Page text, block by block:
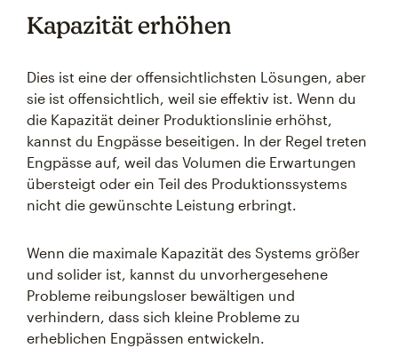
Kapazität erhöhen
Dies ist eine der offensichtlichsten Lösungen, aber
sie ist offensichtlich, weil sie effektiv ist. Wenn du
die Kapazität deiner Produktionslinie erhöhst,
kannst du Engpässe beseitigen. In der Regel treten
Engpässe auf, weil das Volumen die Erwartungen
übersteigt oder ein Teil des Produktionssystems
nicht die gewünschte Leistung erbringt.
Wenn die maximale Kapazität des Systems größer
und solider ist, kannst du unvorhergesehene
Probleme reibungsloser bewältigen und
verhindern, dass sich kleine Probleme zu
erheblichen Engpässen entwickeln.